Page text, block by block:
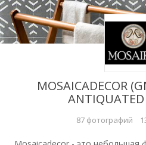
MOSAICADECOR
87 фотографий